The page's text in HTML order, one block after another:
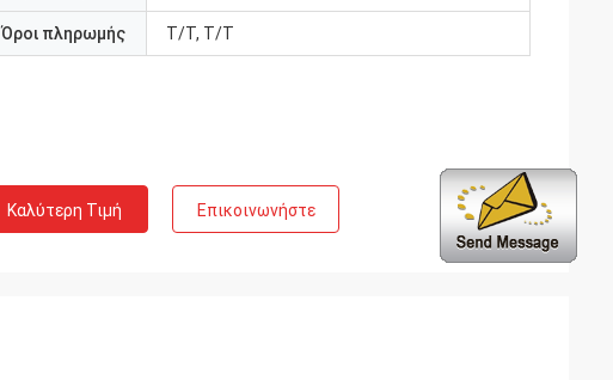
Όροι πληρωμής T/T, T/T
Καλύτερη Τιμή Επικοινωνήστε